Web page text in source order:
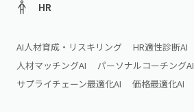
HR
AI人材育成・リスキリング HR適性診断AI
人材マッチングAI
パーソナルコーチングAI
サプライチェーン最適化AI
価格最適化AI